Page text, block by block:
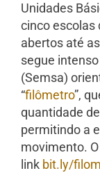
Unidades
cinco escolas
abertos até
segue
(Semsa)
“filômetro”,
quantidade
permitindo a
movimento.
link bit.ly/